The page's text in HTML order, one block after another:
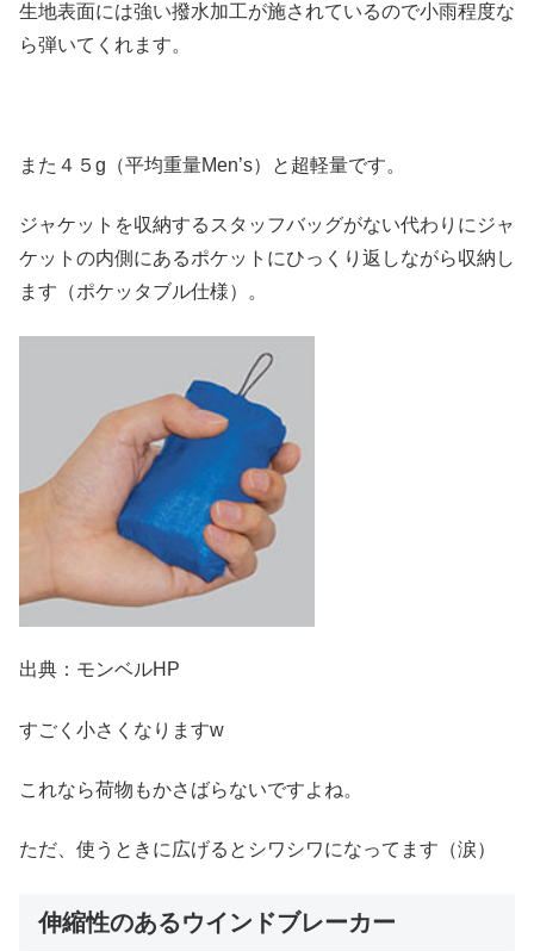
生地表面には強い撥水加工が施されているので小雨程度な
ら弾いてくれます。
また４５g（平均重量Men’s）と超軽量です。
ジャケットを収納するスタッフバッグがない代わりにジャ
ケットの内側にあるポケットにひっくり返しながら収納し
ます（ポケッタブル仕様）。
出典：モンベルHP
すごく小さくなりますw
これなら荷物もかさばらないですよね。
ただ、使うときに広げるとシワシワになってます（涙）
伸縮性のあるウインドブレーカー